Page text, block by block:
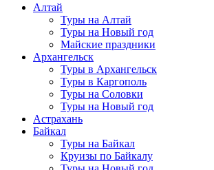
Алтай
Туры на Алтай
Туры на Новый год
Майские праздники
Архангельск
Туры в Архангельск
Туры в Каргополь
Туры на Соловки
Туры на Новый год
Астрахань
Байкал
Туры на Байкал
Круизы по Байкалу